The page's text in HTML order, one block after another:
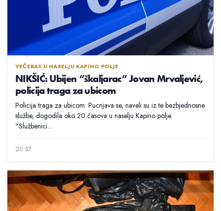
VEČERAS U NASELJU KAPINO POLJE
NIKŠIĆ: Ubijen “škaljarac” Jovan Mrvaljević,
policija traga za ubicom
Policija traga za ubicom. Pucnjava se, naveli su iz te bezbjednosne
službe, dogodila oko 20 časova u naselju Kapino polje.
"Službenici...
20:37